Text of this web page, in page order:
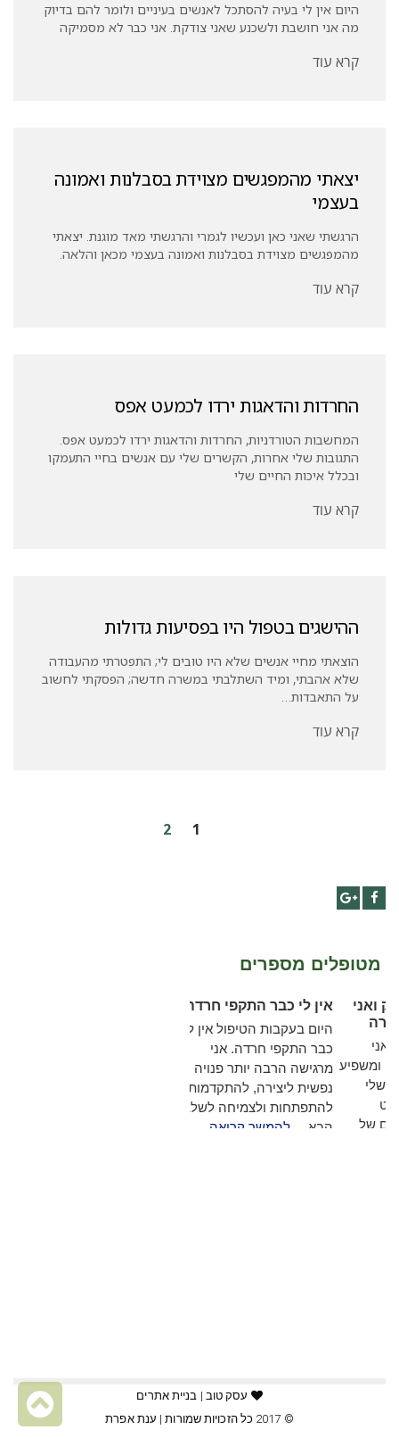
היום אין לי בעיה להסתכל לאנשים בעיניים ולומר להם בדיוק
מה אני חושבת ולשכנע שאני צודקת. אני כבר לא מסמיקה
קרא עוד
יצאתי מהמפגשים מצוידת בסבלנות ואמונה
בעצמי
הרגשתי שאני כאן ועכשיו לגמרי והרגשתי מאד מוגנת. יצאתי
מהמפגשים מצוידת בסבלנות ואמונה בעצמי מכאן והלאה.
קרא עוד
החרדות והדאגות ירדו לכמעט אפס
המחשבות הטורדניות, החרדות והדאגות ירדו לכמעט אפס.
התגובות שלי אחרות, הקשרים שלי עם אנשים בחיי התעמקו
ובכלל איכות החיים שלי
קרא עוד
ההישגים בטפול היו בפסיעות גדולות
הוצאתי מחיי אנשים שלא היו טובים לי; התפטרתי מהעבודה
שלא אהבתי, ומיד השתלבתי במשרה חדשה; הפסקתי לחשוב
על התאבדות…
קרא עוד
1
2
מטופלים מספרים
אין לי כבר התקפי חרדה
היום בעקבות הטיפול אין לי
כבר התקפי חרדה. אני
מרגישה הרבה יותר פנויה
נפשית ליצירה, להתקדמות,
להתפתחות ולצמיחה לשלב
הבא ... להמשך קריאה
הוא עמוק ואני
אותו קורה
הוא עמוק ואני
אותו קורה ומשפיע
האכילה שלי
שלי לשלוט
ההרסניים של
עסק טוב | בניית אתרים
© 2017 כל הזכויות שמורות |
ענת אפרת